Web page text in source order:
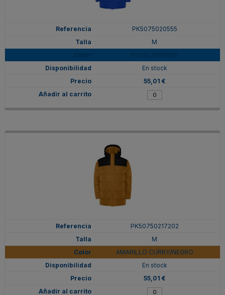
PK5075020555
M
En stock
55,01 €
PK50750217202
M
AMARILLO CURRY/NEGRO
En stock
55,01 €